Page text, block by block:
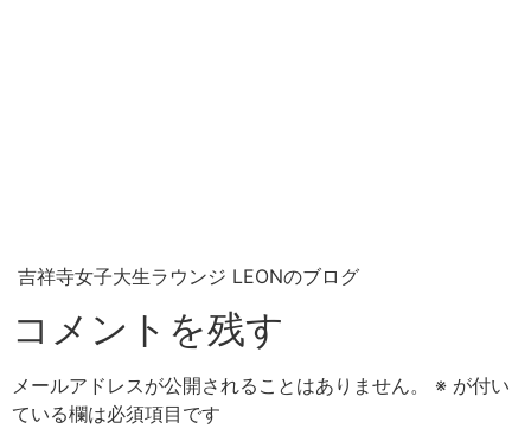
吉祥寺女子大生ラウンジ LEONのブログ
コメントを残す
メールアドレスが公開されることはありません。 ※ が付い
ている欄は必須項目です